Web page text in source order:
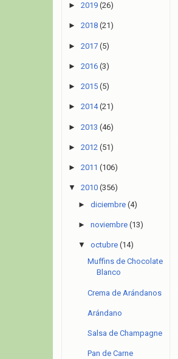
► 2019 (26)
► 2018 (21)
► 2017 (5)
► 2016 (3)
► 2015 (5)
► 2014 (21)
► 2013 (46)
► 2012 (51)
► 2011 (106)
▼ 2010 (356)
► diciembre (4)
► noviembre (13)
▼ octubre (14)
Muffins de Chocolate
Blanco
Crema de Arándanos
Arándano
Salsa de Champagne
Pan de Carne